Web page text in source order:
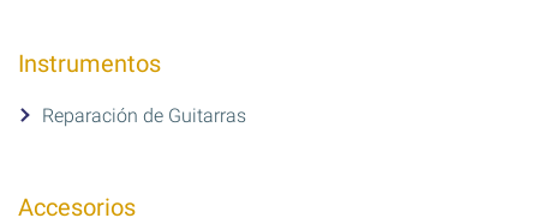
Instrumentos
Reparación de Guitarras
Accesorios